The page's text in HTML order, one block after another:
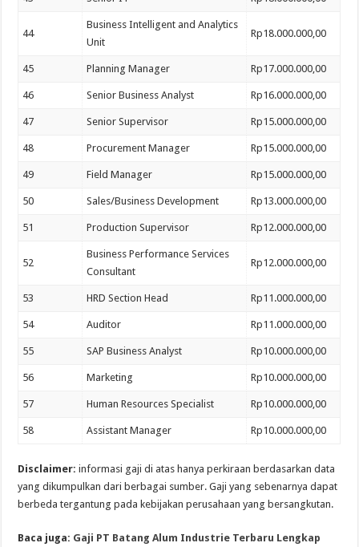
44
Business Intelligent and Analytics
Unit
Rp18.000.000,00
45 Planning Manager Rp17.000.000,00
46 Senior Business Analyst Rp16.000.000,00
47 Senior Supervisor Rp15.000.000,00
48 Procurement Manager Rp15.000.000,00
49 Field Manager Rp15.000.000,00
50 Sales/Business Development Rp13.000.000,00
51 Production Supervisor Rp12.000.000,00
52
Business Performance Services
Consultant
Rp12.000.000,00
53 HRD Section Head Rp11.000.000,00
54 Auditor Rp11.000.000,00
55 SAP Business Analyst Rp10.000.000,00
56 Marketing Rp10.000.000,00
57 Human Resources Specialist Rp10.000.000,00
58 Assistant Manager Rp10.000.000,00
Disclaimer: informasi gaji di atas hanya perkiraan berdasarkan data
yang dikumpulkan dari berbagai sumber. Gaji yang sebenarnya dapat
berbeda tergantung pada kebijakan perusahaan yang bersangkutan.
Baca juga: Gaji PT Batang Alum Industrie Terbaru Lengkap